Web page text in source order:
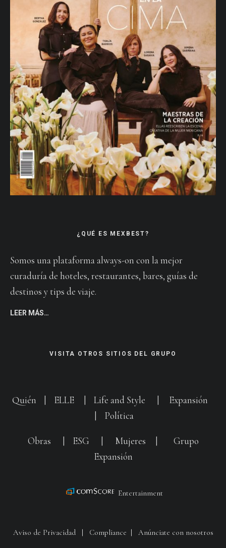
¿QUÉ ES MEXBEST?
Somos una plataforma always-on con la mejor
curaduría de hoteles, restaurantes, bares, guías de
destinos y tips de viaje.
LEER MÁS…
VISITA OTROS SITIOS DEL GRUPO
Quién ELLE Life and Style
Expansión
Política
Obras ESG Mujeres
Grupo
Expansión
Entertainment
Aviso de Privacidad| Compliance Anúnciate con nosotros